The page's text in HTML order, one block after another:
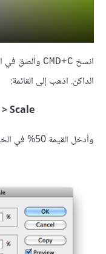
انسخ CMD+C وألصق في
الداكن. اذهب إلى القائمة:
Scale
وأدخل القيمة 50% في الخيار الأفقي ضمن خيارات Non-Uniform.